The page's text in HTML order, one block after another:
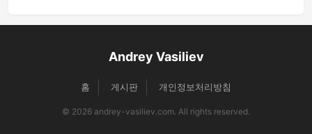
Andrey Vasiliev
홈 게시판 개인정보처리방침
© 2026 andrey-vasiliev.com. All rights reserved.